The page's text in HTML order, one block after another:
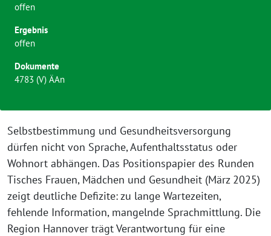
Selbstbestimmung und Gesundheitsversorgung
dürfen nicht von Sprache, Aufenthaltsstatus oder
Wohnort abhängen. Das Positionspapier des Runden
Tisches Frauen, Mädchen und Gesundheit (März 2025)
zeigt deutliche Defizite: zu lange Wartezeiten,
fehlende Information, mangelnde Sprachmittlung. Die
Region Hannover trägt Verantwortung für eine
offen
Ergebnis
offen
Dokumente
4783 (V) ÄAn